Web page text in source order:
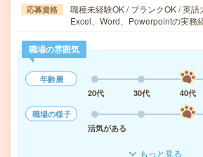
応募資格
職種未経験OK / ブランクOK / 英語
Excel、Word、Powerpointの実務
職場の雰囲気
年齢層
20代
30代 40代
職場の様子
活気がある
もっと見る